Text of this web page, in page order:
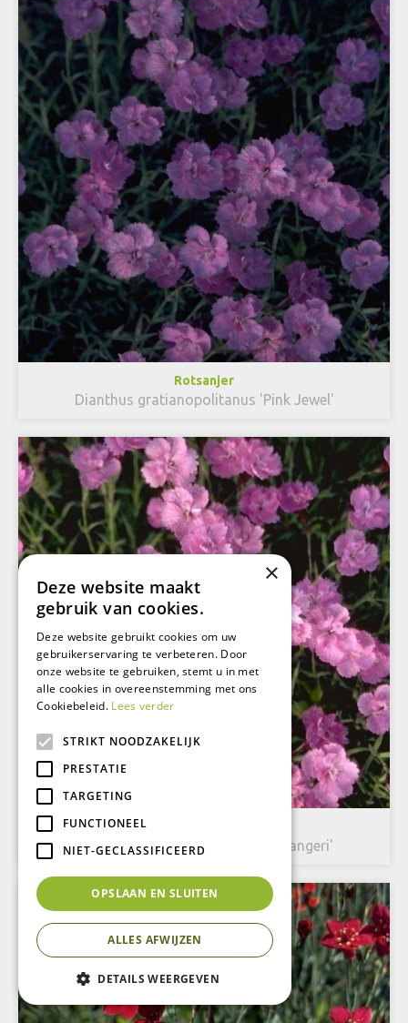
Rotsanjer
Dianthus gratianopolitanus 'Pink Jewel'
Dianthus gratianopolitanus 'Eydangeri'
×
Deze website maakt
gebruik van cookies.
Deze website gebruikt cookies om uw
gebruikerservaring te verbeteren. Door
onze website te gebruiken, stemt u in met
alle cookies in overeenstemming met ons
Cookiebeleid. Lees verder
STRIKT NOODZAKELIJK
PRESTATIE
TARGETING
FUNCTIONEEL
NIET-GECLASSIFICEERD
OPSLAAN EN SLUITEN
ALLES AFWIJZEN
DETAILS WEERGEVEN